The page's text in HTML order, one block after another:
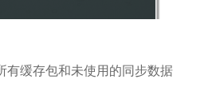
有缓存包和未使用的同步数据